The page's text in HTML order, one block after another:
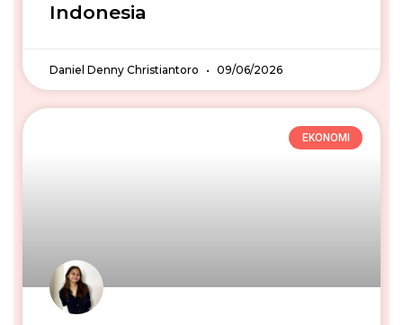
Indonesia
Daniel Denny Christiantoro 09/06/2026
EKONOMI